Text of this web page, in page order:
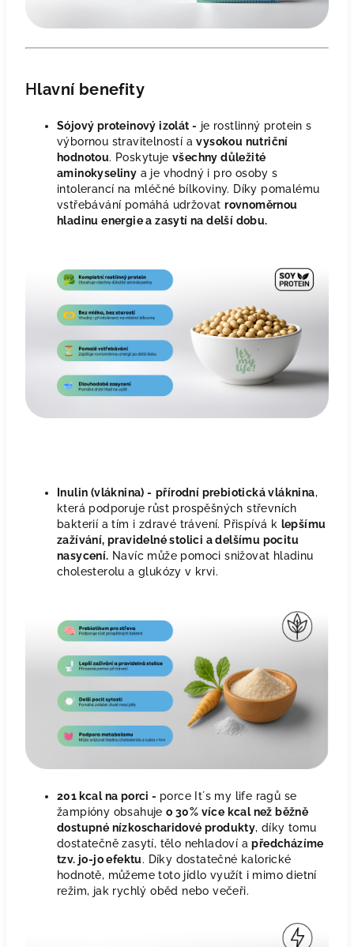
Hlavní benefity
Sójový proteinový izolát - je rostlinný protein s
výbornou stravitelností avysokou nutriční
hodnotou. Poskytujevšechny důležité
aminokyseliny a je vhodný i pro osoby s
intolerancí na mléčné bílkoviny. Díky pomalému
vstřebávání pomáhá udržovatrovnoměrnou
hladinu energie a zasytí na delší dobu.
Inulin (vláknina) - přírodní prebiotická vláknina,
která podporuje růst prospěšných střevních
bakterií a tím i zdravé trávení. Přispívá k lepšímu
zažívání, pravidelné stolici a delšímu pocitu
nasycení. Navíc může pomoci snižovat hladinu
cholesterolu a glukózy v krvi.
201 kcal na porci - porce It´s my life ragů se
žampióny obsahujeo 30% více kcal než běžně
dostupné nízkoscharidové produkty, díky tomu
dostatečně zasytí, tělo nehladoví apředcházíme
tzv. jo-jo efektu. Díky dostatečné kalorické
hodnotě, můžeme toto jídlo využít i mimo dietní
režim, jak rychlý oběd nebo večeři.